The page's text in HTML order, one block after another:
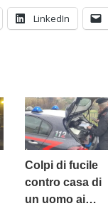
LinkedIn
Colpi di fucile
contro casa di
un uomo ai